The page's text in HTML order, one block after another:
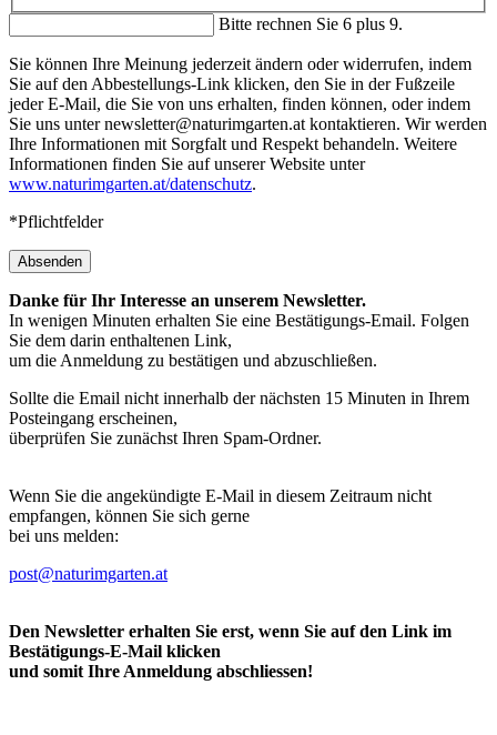
Bitte rechnen Sie 6 plus 9.
Sie können Ihre Meinung jederzeit ändern oder widerrufen, indem
Sie auf den Abbestellungs-Link klicken, den Sie in der Fußzeile
jeder E-Mail, die Sie von uns erhalten, finden können, oder indem
Sie uns unter newsletter@naturimgarten.at kontaktieren. Wir werden
Ihre Informationen mit Sorgfalt und Respekt behandeln. Weitere
Informationen finden Sie auf unserer Website unter
www.naturimgarten.at/datenschutz.
*Pflichtfelder
Absenden
Danke für Ihr Interesse an unserem Newsletter.
In wenigen Minuten erhalten Sie eine Bestätigungs-Email. Folgen
Sie dem darin enthaltenen Link,
um die Anmeldung zu bestätigen und abzuschließen.
Sollte die Email nicht innerhalb der nächsten 15 Minuten in Ihrem
Posteingang erscheinen,
überprüfen Sie zunächst Ihren Spam-Ordner.
Wenn Sie die angekündigte E-Mail in diesem Zeitraum nicht
empfangen, können Sie sich gerne
bei uns melden:
post@naturimgarten.at
Den Newsletter erhalten Sie erst, wenn Sie auf den Link im
Bestätigungs-E-Mail klicken
und somit Ihre Anmeldung abschliessen!